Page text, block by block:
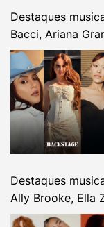
Destaques
Bacci, Ariana
Destaques
Ally Brooke, Ella